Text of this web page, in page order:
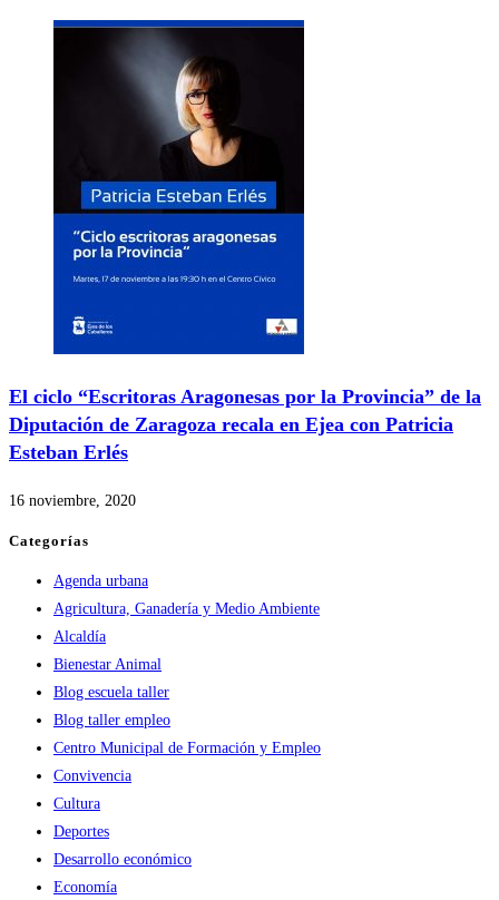
El ciclo “Escritoras Aragonesas por la Provincia” de la
Diputación de Zaragoza recala en Ejea con Patricia
Esteban Erlés
16 noviembre, 2020
Categorías
Agenda urbana
Agricultura, Ganadería y Medio Ambiente
Alcaldía
Bienestar Animal
Blog escuela taller
Blog taller empleo
Centro Municipal de Formación y Empleo
Convivencia
Cultura
Deportes
Desarrollo económico
Economía